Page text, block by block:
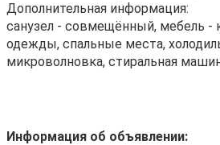
Дополнительная информация:
санузел - совмещённый, мебель -
одежды, спальные места,
микроволновка, стиральная
Информация об объявлении: